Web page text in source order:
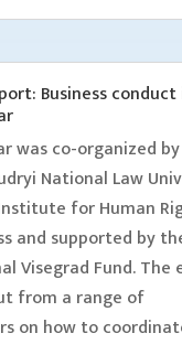
Business conduct
was co-organized by
National Law
for Human
and supported by
Visegrad Fund. The
from a range of
on how to